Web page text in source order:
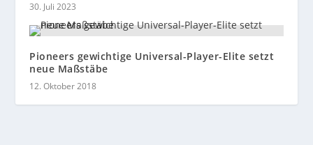
30. Juli 2023
Pioneers gewichtige Universal-Player-Elite setzt
neue Maßstäbe
12. Oktober 2018